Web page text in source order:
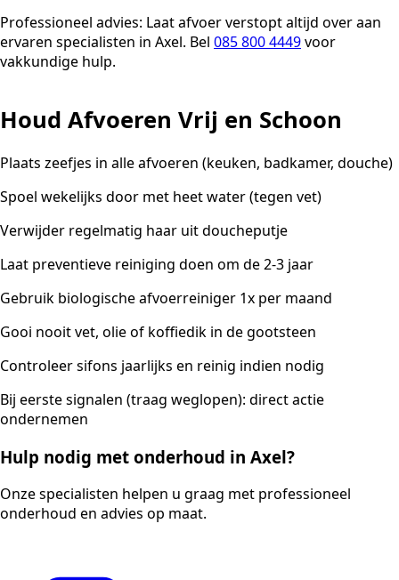
Professioneel advies: Laat afvoer verstopt altijd over aan
ervaren specialisten in Axel. Bel 085 800 4449voor
vakkundige hulp.
Houd Afvoeren Vrij en Schoon
Plaats zeefjes in alle afvoeren (keuken, badkamer, douche)
Spoel wekelijks door met heet water (tegen vet)
Verwijder regelmatig haar uit doucheputje
Laat preventieve reiniging doen om de 2-3 jaar
Gebruik biologische afvoerreiniger 1x per maand
Gooi nooit vet, olie of koffiedik in de gootsteen
Controleer sifons jaarlijks en reinig indien nodig
Bij eerste signalen (traag weglopen): direct actie
ondernemen
Hulp nodig met onderhoud in Axel?
Onze specialisten helpen u graag met professioneel
onderhoud en advies op maat.